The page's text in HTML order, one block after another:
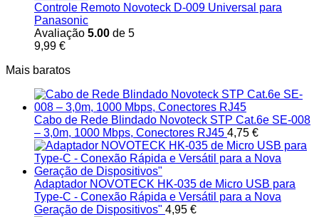
Controle Remoto Novoteck D-009 Universal para
Panasonic
Avaliação 5.00 de 5
9,99 €
Mais baratos
Cabo de Rede Blindado Novoteck STP Cat.6e SE-008
– 3,0m, 1000 Mbps, Conectores RJ45 4,75 €
Adaptador NOVOTECK HK-035 de Micro USB para
Type-C - Conexão Rápida e Versátil para a Nova
Geração de Dispositivos" 4,95 €